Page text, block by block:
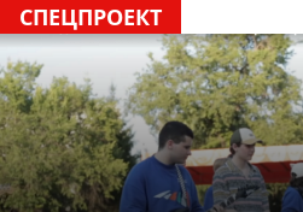
СПЕЦПРОЕКТ